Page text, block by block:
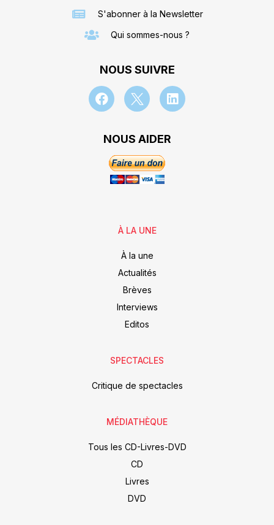
S'abonner à la Newsletter
Qui sommes-nous ?
NOUS SUIVRE
NOUS AIDER
À LA UNE
À la une
Actualités
Brèves
Interviews
Editos
SPECTACLES
Critique de spectacles
MÉDIATHÈQUE
Tous les CD-Livres-DVD
CD
Livres
DVD